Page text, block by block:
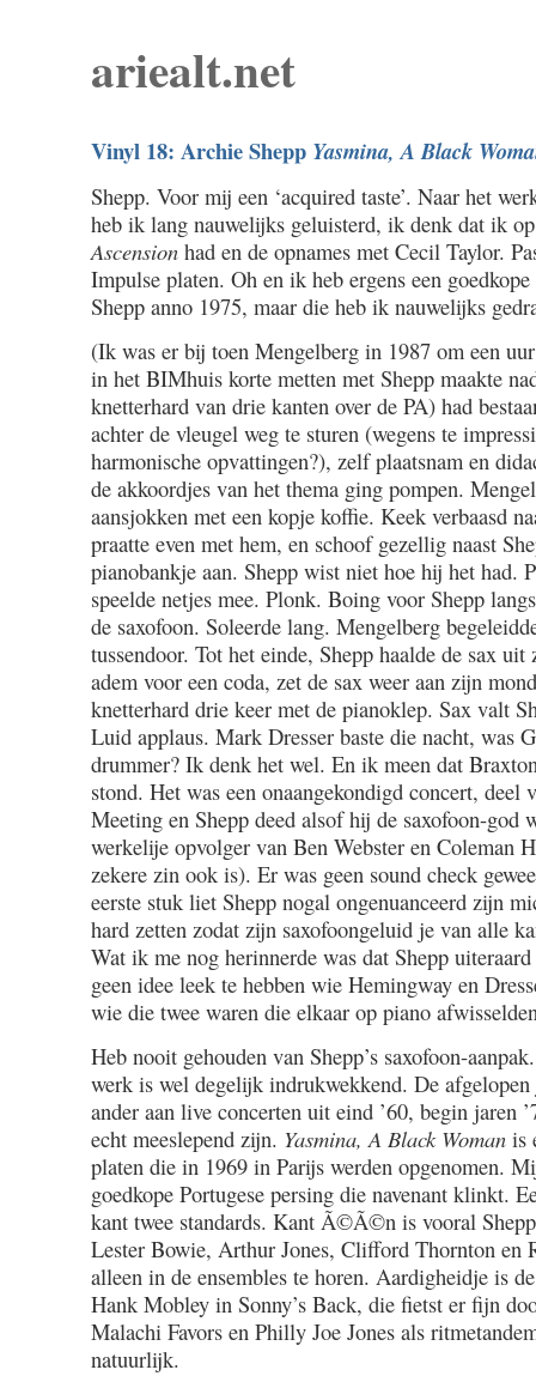
ariealt.net
Vinyl 18: Archie Shepp Yasmina, A Black
Shepp. Voor mij een ‘acquired taste’. Naar het
heb ik lang nauwelijks geluisterd, ik denk dat ik
Ascension had en de opnames met Cecil Taylor.
Impulse platen. Oh en ik heb ergens een
Shepp anno 1975, maar die heb ik nauwelijks
(Ik was er bij toen Mengelberg in 1987 om een
in het BIMhuis korte metten met Shepp maakte
knetterhard van drie kanten over de PA) had
achter de vleugel weg te sturen (wegens te
harmonische opvattingen?), zelf plaatsnam en
de akkoordjes van het thema ging pompen.
aansjokken met een kopje koffie. Keek verbaasd
praatte even met hem, en schoof gezellig naast
pianobankje aan. Shepp wist niet hoe hij het had.
speelde netjes mee. Plonk. Boing voor Shepp
de saxofoon. Soleerde lang. Mengelberg
tussendoor. Tot het einde, Shepp haalde de sax uit
adem voor een coda, zet de sax weer aan zijn
knetterhard drie keer met de pianoklep. Sax valt
Luid applaus. Mark Dresser baste die nacht, was
drummer? Ik denk het wel. En ik meen dat
stond. Het was een onaangekondigd concert, deel
Meeting en Shepp deed alsof hij de saxofoon-god
werkelije opvolger van Ben Webster en Coleman
zekere zin ook is). Er was geen sound check
eerste stuk liet Shepp nogal ongenuanceerd zijn
hard zetten zodat zijn saxofoongeluid je van alle
Wat ik me nog herinnerde was dat Shepp
geen idee leek te hebben wie Hemingway en
wie die twee waren die elkaar op piano
Heb nooit gehouden van Shepp’s saxofoon-
werk is wel degelijk indrukwekkend. De
ander aan live concerten uit eind ’60, begin jaren
echt meeslepend zijn. Yasmina, A Black Woman is
platen die in 1969 in Parijs werden opgenomen.
goedkope Portugese persing die navenant klinkt.
kant twee standards. Kant Ã©Ã©n is vooral
Lester Bowie, Arthur Jones, Clifford Thornton en
alleen in de ensembles te horen. Aardigheidje is
Hank Mobley in Sonny’s Back, die fietst er fijn
Malachi Favors en Philly Joe Jones als
natuurlijk.